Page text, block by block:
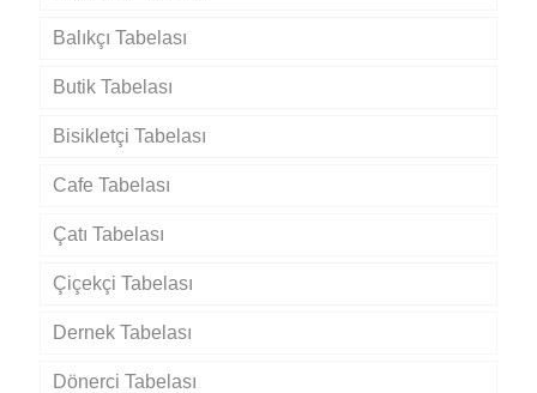
Balıkçı Tabelası
Butik Tabelası
Bisikletçi Tabelası
Cafe Tabelası
Çatı Tabelası
Çiçekçi Tabelası
Dernek Tabelası
Dönerci Tabelası